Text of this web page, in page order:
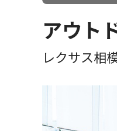
アウト
レクサス相